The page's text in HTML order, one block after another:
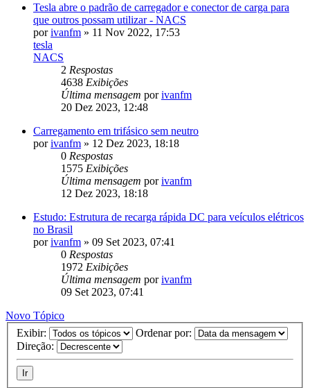
Tesla abre o padrão de carregador e conector de carga para
que outros possam utilizar - NACS
porivanfm » 11 Nov 2022, 17:53
tesla
NACS
2 Respostas
4638 Exibições
Última mensagem porivanfm
20 Dez 2023, 12:48
Carregamento em trifásico sem neutro
porivanfm » 12 Dez 2023, 18:18
0 Respostas
1575 Exibições
Última mensagem porivanfm
12 Dez 2023, 18:18
Estudo: Estrutura de recarga rápida DC para veículos elétricos
no Brasil
porivanfm » 09 Set 2023, 07:41
0 Respostas
1972 Exibições
Última mensagem porivanfm
09 Set 2023, 07:41
Novo Tópico
Exibir:
Ordenar por:
Direção: